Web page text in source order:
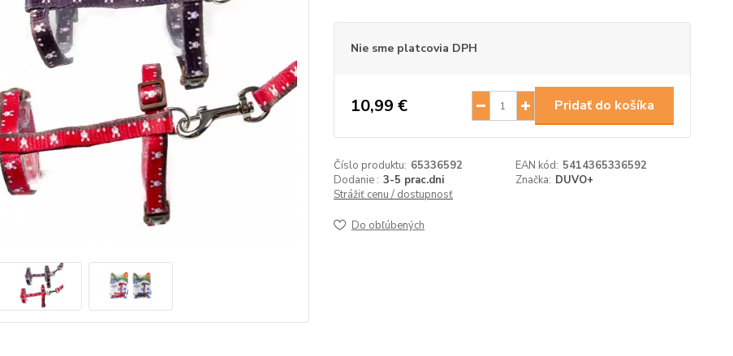
Nie sme platcovia DPH
10,99 € Pridať do košíka
Číslo produktu: 65336592 EAN kód: 5414365336592
Dodanie : 3-5 prac.dni Značka: DUVO+
Strážiť cenu / dostupnosť
Do obľúbených